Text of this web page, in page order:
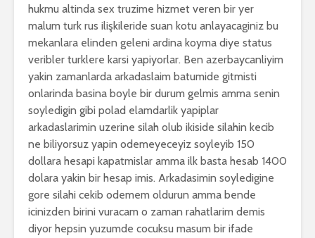
hukmu altinda sex truzime hizmet veren bir yer
malum turk rus ilişkileride suan kotu anlayacaginiz bu
mekanlara elinden geleni ardina koyma diye status
veribler turklere karsi yapiyorlar. Ben azerbaycanliyim
yakin zamanlarda arkadaslaim batumide gitmisti
onlarinda basina boyle bir durum gelmis amma senin
soyledigin gibi polad elamdarlik yapiplar
arkadaslarimin uzerine silah olub ikiside silahin kecib
ne biliyorsuz yapin odemeyeceyiz soyleyib 150
dollara hesapi kapatmislar amma ilk basta hesab 1400
dolara yakin bir hesap imis. Arkadasimin soyledigine
gore silahi cekib odemem oldurun amma bende
icinizden birini vuracam o zaman rahatlarim demis
diyor hepsin yuzumde cocuksu masum bir ifade